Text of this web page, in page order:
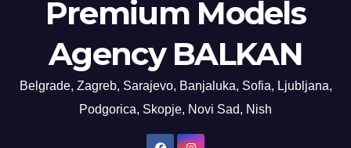
Premium Models
Agency BALKAN
Belgrade, Zagreb, Sarajevo, Banjaluka, Sofia, Ljubljana,
Podgorica, Skopje, Novi Sad, Nish